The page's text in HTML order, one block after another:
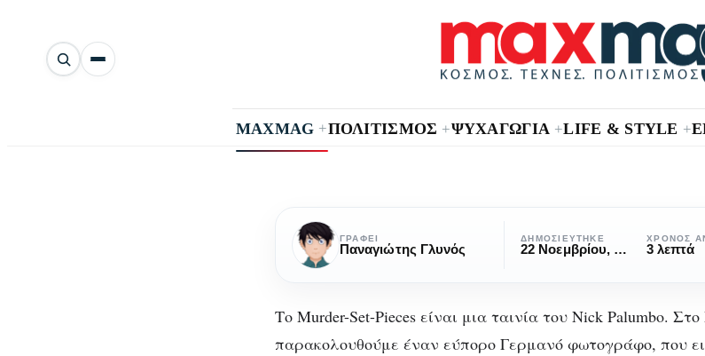
Αναζήτηση
άρθρων
MAXMAG +ΠΟΛΙΤΙΣΜΟΣ +ΨΥΧΑΓΩΓΙΑ +LIFE & STYLE +
Νύχτες Τρόμου:
Set-Pieces
Νύχτες
Τρόμου:
Murder-
Pieces
(2004)
ΓΡΆΦΕΙ
Παναγιώτης Γλυνός
ΔΗΜΟΣΙΕΎΤΗΚΕ
22 Νοεμβρίου, 2020
ΧΡΌΝΟΣ
3 λεπτά
Το Murder-Set-Pieces είναι μια ταινία του Nick Palumbo. Στο
παρακολουθούμε έναν εύπορο Γερμανό φωτογράφο, που